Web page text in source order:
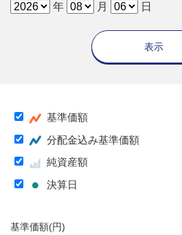
年 月 日
表示
基準価額
分配金込み基準価額
純資産額
決算日
基準価額(円)